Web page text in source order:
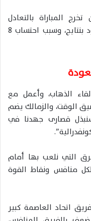
المباراة بالتعادل
السلبي، ولا أعلم سبب قرار طرد محمود بنتايج، وسبب احتساب 8
الذهاب، وأعمل مع
الوقت، والزمالك يضم
قصارى جهدنا في
التي نلعب بها أمام
منافس ونقاط القوة
اتحاد العاصمة كبير